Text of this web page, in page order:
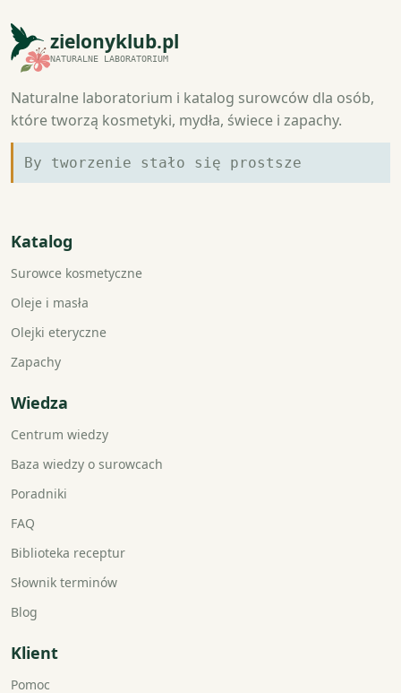
zielonyklub.pl
NATURALNE LABORATORIUM
Naturalne laboratorium i katalog surowców dla osób,
które tworzą kosmetyki, mydła, świece i zapachy.
By tworzenie stało się prostsze
Katalog
Surowce kosmetyczne
Oleje i masła
Olejki eteryczne
Zapachy
Wiedza
Centrum wiedzy
Baza wiedzy o surowcach
Poradniki
FAQ
Biblioteka receptur
Słownik terminów
Blog
Klient
Pomoc